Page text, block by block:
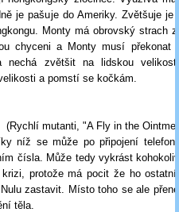
je pašuje do Ameriky. Zvětšuje je
Monty má obrovský strach
chyceni a Monty musí překonat
nechá zvětšit na lidskou
a pomstí se kočkám.
(Rychlí mutanti, "A Fly in the
níž se může po připojení
čísla. Může tedy vykrást
protože má pocit že ho
zastavit. Místo toho se ale
těla.